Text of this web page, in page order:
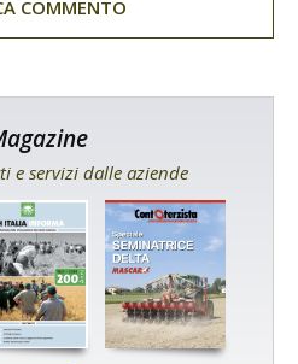
e servizi dalle aziende